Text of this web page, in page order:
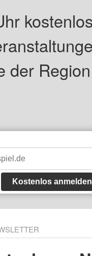
der
Kostenlos anmelden